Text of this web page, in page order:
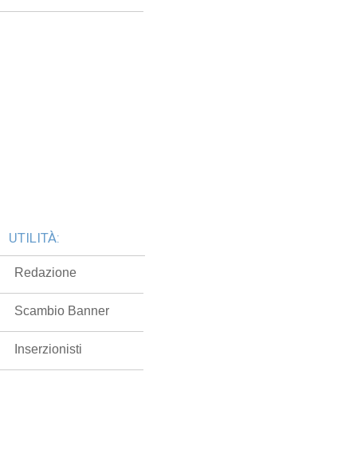
UTILITÀ:
Redazione
Scambio Banner
Inserzionisti